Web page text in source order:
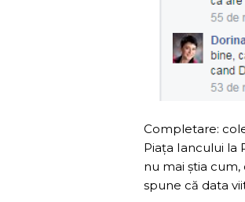
Completare:
Piața Iancului la
nu mai știa
spune că data